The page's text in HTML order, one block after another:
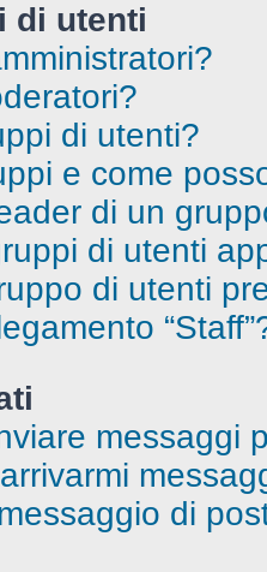
di utenti
di utenti?
e come
di un
di utenti
di utenti
messaggi
di